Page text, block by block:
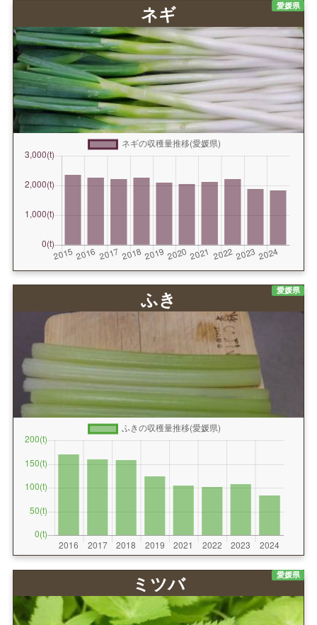
愛媛県
ネギ
愛媛県
ふき
愛媛県
ミツバ